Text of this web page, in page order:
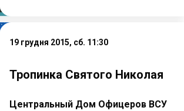
19 грудня 2015, сб. 11:30
Тропинка Святого Николая
Центральный Дом Офицеров ВСУ